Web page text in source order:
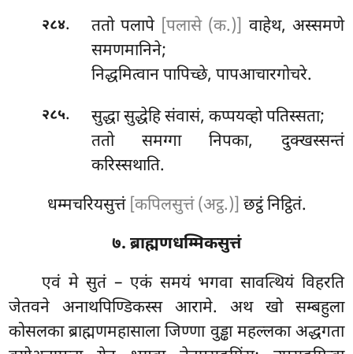
२८४. ततो पलापे [पलासे (क.)] वाहेथ, अस्समणे
समणमानिने;
निद्धमित्वान पापिच्छे, पापआचारगोचरे.
२८५. सुद्धासुद्धेहि संवासं, कप्पयव्हो पतिस्सता;
ततो समग्गा निपका, दुक्खस्सन्तं
करिस्सथाति.
धम्मचरियसुत्तं [कपिलसुत्तं (अट्ठ.)] छट्ठं निट्ठितं.
७. ब्राह्मणधम्मिकसुत्तं
एवं मे सुतं – एकं समयं भगवा सावत्थियं विहरति
जेतवने अनाथपिण्डिकस्स आरामे. अथ खो सम्बहुला
कोसलका ब्राह्मणमहासाला जिण्णा वुड्ढा महल्लका अद्धगता